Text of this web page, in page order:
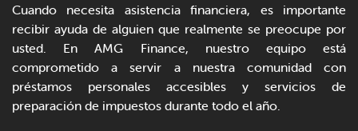
Cuando necesita asistencia financiera, es importante
recibir ayuda de alguien que realmente se preocupe por
usted. En AMG Finance, nuestro equipo está
comprometido a servir a nuestra comunidad con
préstamos personales accesibles y servicios de
preparación de impuestos durante todo el año.